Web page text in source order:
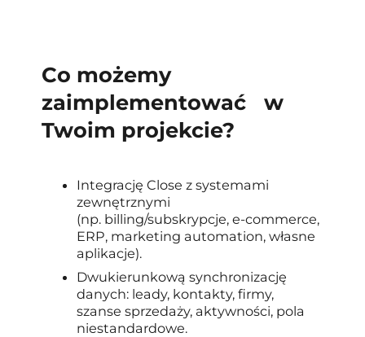
Co możemy
zaimplementować w
Twoim projekcie?
Integrację Close z systemami
zewnętrznymi
(np. billing/subskrypcje, e-commerce,
ERP, marketing automation, własne
aplikacje).
Dwukierunkową synchronizację
danych: leady, kontakty, firmy,
szanse sprzedaży, aktywności, pola
niestandardowe.